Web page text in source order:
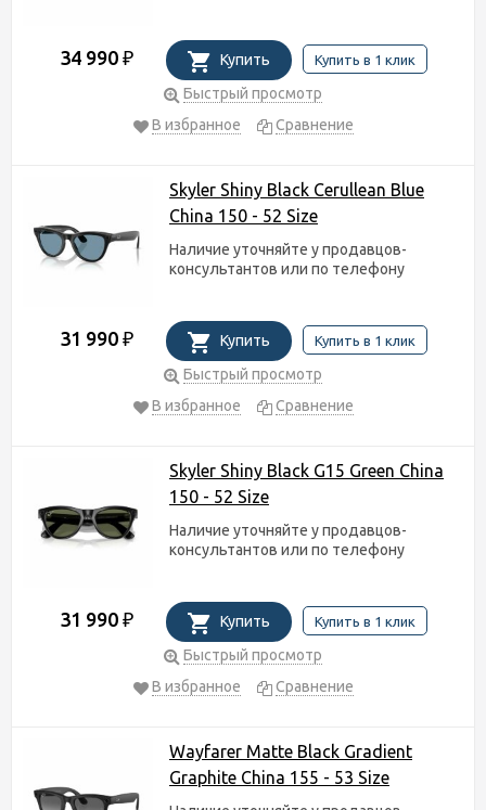
34 990 ₽ Купить Купить в 1 клик
Быстрый просмотр
В избранное
Сравнение
Skyler Shiny Black Cerullean Blue
China 150 - 52 Size
Наличие уточняйте у продавцов-
консультантов или по телефону
31 990 ₽ Купить Купить в 1 клик
Быстрый просмотр
В избранное
Сравнение
Skyler Shiny Black G15 Green China
150 - 52 Size
Наличие уточняйте у продавцов-
консультантов или по телефону
31 990 ₽ Купить Купить в 1 клик
Быстрый просмотр
В избранное
Сравнение
Wayfarer Matte Black Gradient
Graphite China 155 - 53 Size